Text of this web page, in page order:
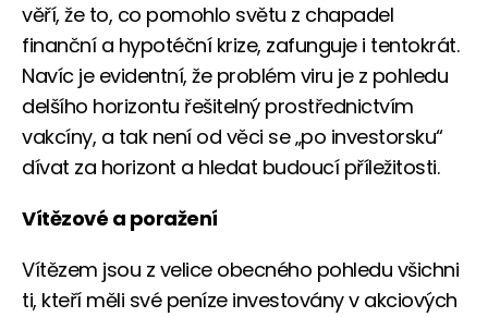
věří, že to, co pomohlo světu z chapadel
finanční a hypotéční krize, zafunguje i tentokrát.
Navíc je evidentní, že problém viru je z pohledu
delšího horizontu řešitelný prostřednictvím
vakcíny, a tak není od věci se „po investorsku“
dívat za horizont a hledat budoucí příležitosti.
Vítězové a poražení
Vítězem jsou z velice obecného pohledu všichni
ti, kteří měli své peníze investovány v akciových